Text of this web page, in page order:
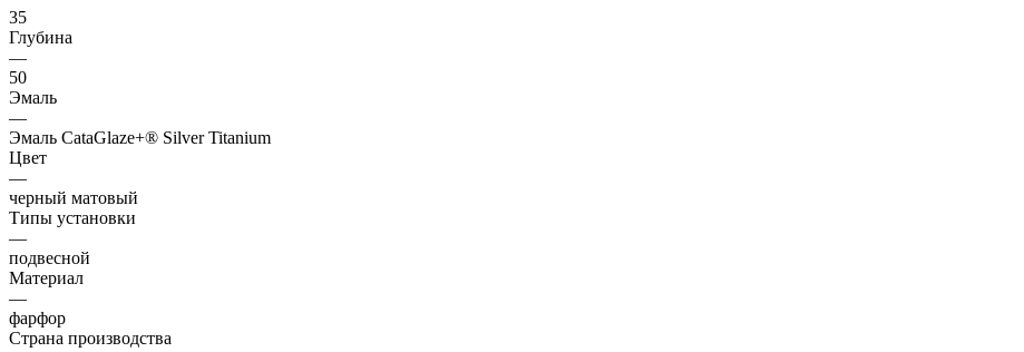
35
Глубина
—
50
Эмаль
—
Эмаль CataGlaze+® Silver Titanium
Цвет
—
черный матовый
Типы установки
—
подвесной
Материал
—
фарфор
Страна производства